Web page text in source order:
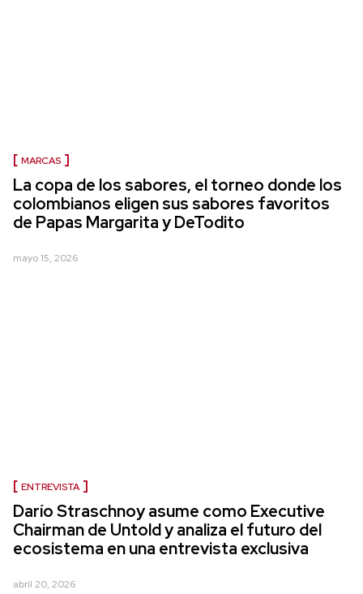
MARCAS
La copa de los sabores, el torneo donde los
colombianos eligen sus sabores favoritos
de Papas Margarita y DeTodito
mayo 15, 2026
ENTREVISTA
Darío Straschnoy asume como Executive
Chairman de Untold y analiza el futuro del
ecosistema en una entrevista exclusiva
abril 20, 2026